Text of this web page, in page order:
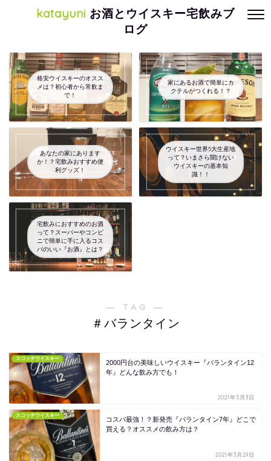
katayuni お酒とウイスキー宅飲みブ
ログ
格安ウイスキーのオスス
メは？初心者から常飲ま
で！
家にあるお酒で簡単にカ
クテルがつくれる！？
あなたの家にあります
か！？宅飲みおすすめ便
利グッズ！
ウイスキー世界5大生産地
って？いまさら聞けない
ウイスキーの基本知
識！！
宅飲みにおすすめのお酒
って？スーパーやコンビ
ニで簡単に手に入るコス
パのいい『お酒』とは？
― TAG ―
＃バランタイン
スコッチウイスキー
2000円台の美味しいウイスキー『バランタイン12
年』どんな飲み方でも！
2021年5月3日
スコッチウイスキー
コスパ最強！？新発売『バランタイン7年』どこで
買える？オススメの飲み方は？
2021年3月29日